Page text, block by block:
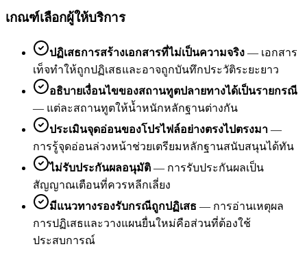
เกณฑ์เลือกผู้ให้บริการ
ปฏิเสธการสร้างเอกสารที่ไม่เป็นความจริง — เอกสาร
เท็จทำให้ถูกปฏิเสธและอาจถูกบันทึกประวัติระยะยาว
อธิบายเงื่อนไขของสถานทูตปลายทางได้เป็นรายกรณี
— แต่ละสถานทูตให้น้ำหนักหลักฐานต่างกัน
ประเมินจุดอ่อนของโปรไฟล์อย่างตรงไปตรงมา —
การรู้จุดอ่อนล่วงหน้าช่วยเตรียมหลักฐานสนับสนุนได้ทัน
ไม่รับประกันผลอนุมัติ — การรับประกันผลเป็น
สัญญาณเตือนที่ควรหลีกเลี่ยง
มีแนวทางรองรับกรณีถูกปฏิเสธ — การอ่านเหตุผล
การปฏิเสธและวางแผนยื่นใหม่คือส่วนที่ต้องใช้
ประสบการณ์